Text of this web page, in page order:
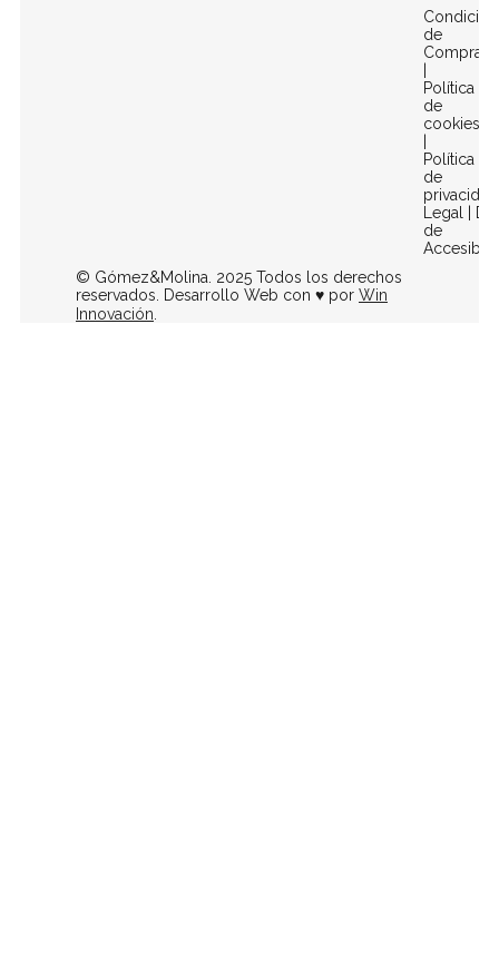
de
Compra
|
Política
de
cookies
|
Política
de
privacidad
Legal |
de
© Gómez&Molina. 2025 Todos los derechos
reservados. Desarrollo Web con ♥ por Win
Innovación